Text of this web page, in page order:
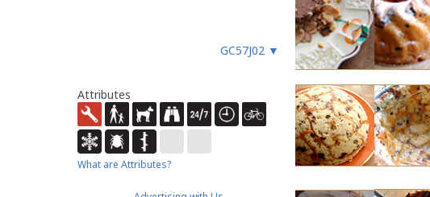
infiltrações, etc.), ou faz um registo
saibam que não devem procurar a
-
manutenção necessária ou estiver
da geocache.
(geolitter).
Caso submeta uma nova será tido em
GC57J02 ▼
Attributes
What are Attributes?